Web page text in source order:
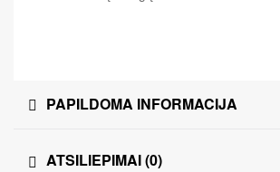
PAPILDOMA INFORMACIJA
ATSILIEPIMAI (0)